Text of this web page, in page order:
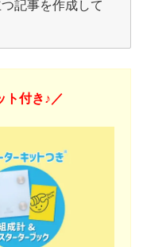
記事を作成して
ト付き♪／